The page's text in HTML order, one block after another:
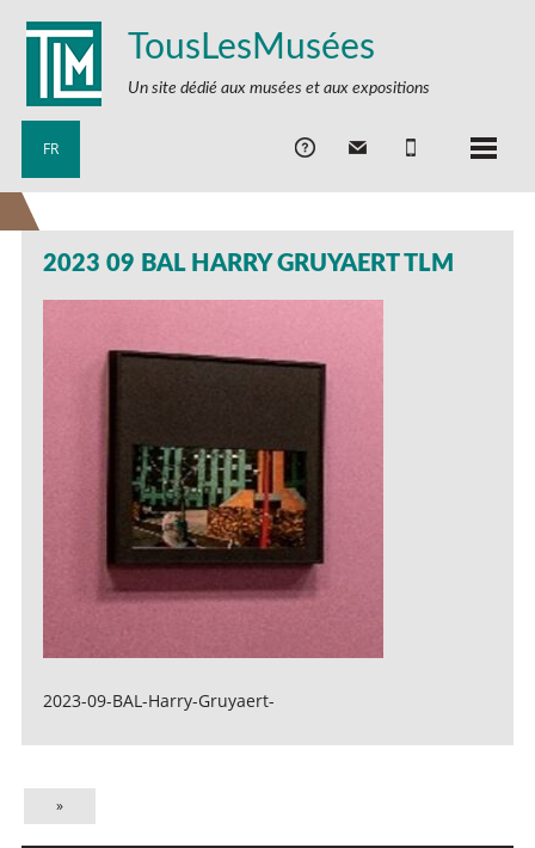
TousLesMusées
Un site dédié aux musées et aux expositions
FR
2023 09 BAL HARRY GRUYAERT TLM
2023-09-BAL-Harry-Gruyaert-
»